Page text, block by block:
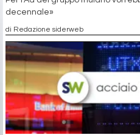
decennale»
di Redazione siderweb